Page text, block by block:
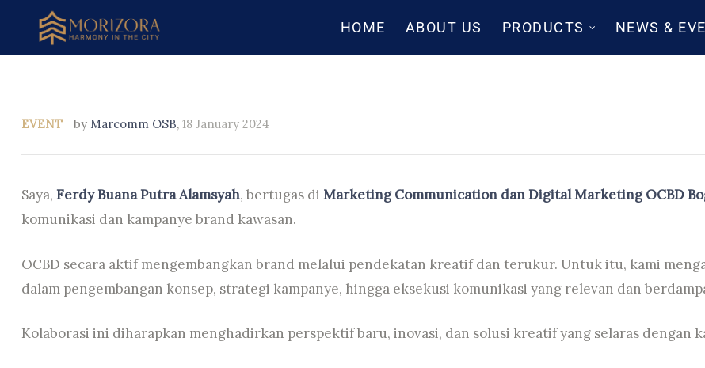
HOME ABOUT US PRODUCTS NEWS &
EVENT by Marcomm OSB, 18 January 2024
Saya, Ferdy Buana Putra Alamsyah, bertugas di Marketing Communication dan Digital Marketing OCBD
komunikasi dan kampanye brand kawasan.
OCBD secara aktif mengembangkan brand melalui pendekatan kreatif dan terukur. Untuk itu, kami
dalam pengembangan konsep, strategi kampanye, hingga eksekusi komunikasi yang relevan dan
Kolaborasi ini diharapkan menghadirkan perspektif baru, inovasi, dan solusi kreatif yang selaras dengan